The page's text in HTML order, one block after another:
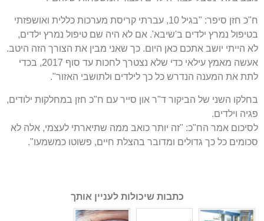
ח"כ חזן סיפר: "בגיל 10, עברתי קריסת מערכות כללית ואושפזתי
בטיפול נמרץ ילדים ב'שיבא'. אם לא היה שם טיפול נמרץ ילדים,
לא הייתי יושב אתכם כאן היום. כך שאני מבין את הצורך הזה היטב.
אעשה מאמץ עילאי כדי שלא נצטרך לחכות עד סוף 2017, בכדי
לתת את המענה הנדרש כל כך לילדים ולתושבי האזור".
בחלקו השני של הביקור ד"ר און סייר עם ח"כ חזן במחלקות ילודים,
פגיה וילדים.
לסיכום אמר הח"כ: "זה יותר כואב ממה שתיארתי לעצמי, אלה לא
סכומים כל כך גדולים ומדובר בהצלת חיים, פשוטו כמשמעו".
כתבות שיכולות לעניין אותך